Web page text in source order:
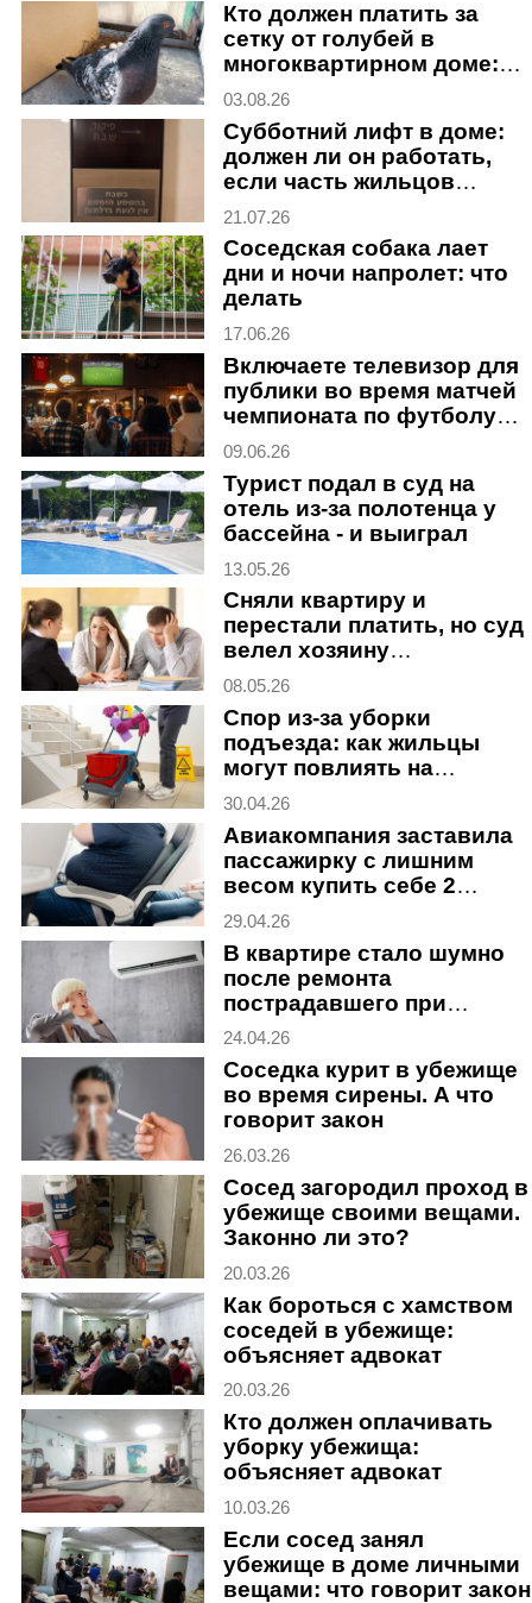
Кто должен платить за
сетку от голубей в
многоквартирном доме:
объясняет адвокат
03.08.26
Субботний лифт в доме:
должен ли он работать,
если часть жильцов
против
21.07.26
Соседская собака лает
дни и ночи напролет: что
делать
17.06.26
Включаете телевизор для
публики во время матчей
чемпионата по футболу?
Готовьтесь к иску
09.06.26
Турист подал в суд на
отель из-за полотенца у
бассейна - и выиграл
13.05.26
Сняли квартиру и
перестали платить, но суд
велел хозяину
"уменьшить аппетиты"
08.05.26
Спор из-за уборки
подъезда: как жильцы
могут повлиять на
упрямого домкома
30.04.26
Авиакомпания заставила
пассажирку с лишним
весом купить себе 2
билета. Законно ли это
29.04.26
В квартире стало шумно
после ремонта
пострадавшего при
обстреле дома: к кому
обращаться
24.04.26
Соседка курит в убежище
во время сирены. А что
говорит закон
26.03.26
Сосед загородил проход в
убежище своими вещами.
Законно ли это?
20.03.26
Как бороться с хамством
соседей в убежище:
объясняет адвокат
20.03.26
Кто должен оплачивать
уборку убежища:
объясняет адвокат
10.03.26
Если сосед занял
убежище в доме личными
вещами: что говорит закон